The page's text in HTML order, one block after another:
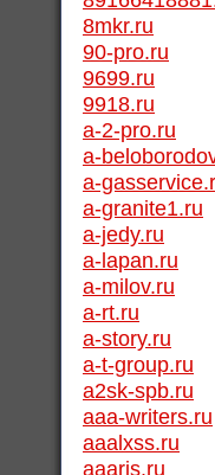
8mkr.ru
90-pro.ru
9699.ru
9918.ru
a-2-pro.ru
a-
a-
a-granite1.ru
a-jedy.ru
a-lapan.ru
a-milov.ru
a-rt.ru
a-story.ru
a-t-group.ru
a2sk-spb.ru
aaa-writers.ru
aaalxss.ru
aaaris.ru